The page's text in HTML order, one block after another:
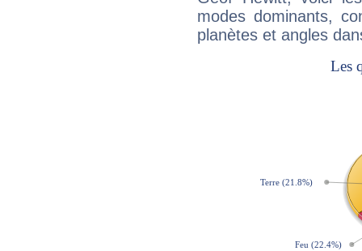
modes dominants,
planètes et angles